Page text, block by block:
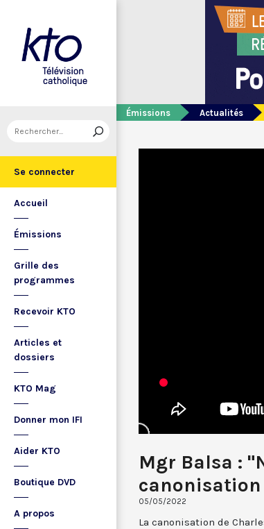
Se connecter
Accueil
Émissions
Grille des
programmes
Recevoir KTO
Articles et
dossiers
KTO Mag
Donner mon IFI
Aider KTO
Boutique DVD
A propos
Émissions Actualités
Mgr Balsa :
canonisation
05/05/2022
La canonisation de